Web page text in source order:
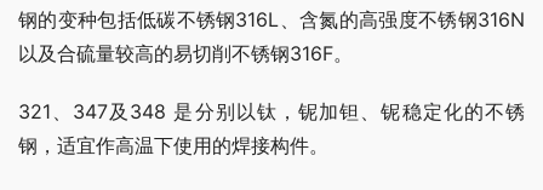
钢的变种包括低碳不锈钢316L、含氮的高强度不锈钢316N
以及合硫量较高的易切削不锈钢316F。
321、347及348 是分别以钛，铌加钽、铌稳定化的不锈
钢，适宜作高温下使用的焊接构件。